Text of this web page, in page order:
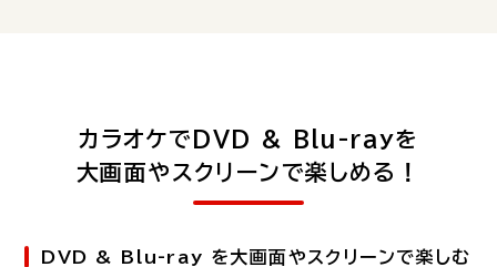
カラオケでDVD & Blu-rayを
大画面やスクリーンで楽しめる！
DVD & Blu-ray を大画面やスクリーンで楽しむ